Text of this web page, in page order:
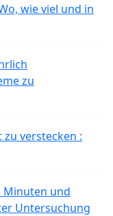
wie viel und in
zu
verstecken :
und
Untersuchung